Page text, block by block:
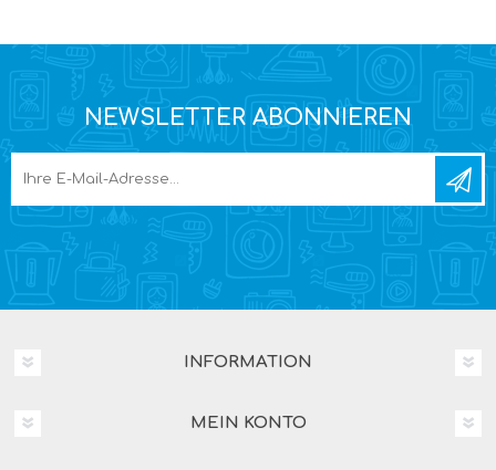
NEWSLETTER ABONNIEREN
INFORMATION
MEIN KONTO